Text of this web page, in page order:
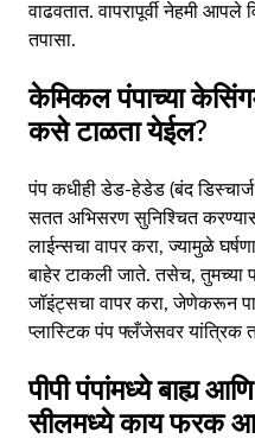
वाढवतात. वापरापूर्वी नेहमी आपले
तपासा.
केमिकल पंपाच्या
कसे टाळता येईल?
पंप कधीही डेड-हेडेड (बंद डिस्चार्ज
सतत अभिसरण सुनिश्चित
लाईन्सचा वापर करा, ज्यामुळे
बाहेर टाकली जाते. तसेच, तुमच्या
जॉइंट्सचा वापर करा, जेणेकरून
प्लास्टिक पंप फ्लँजेसवर यांत्रिक
पीपी पंपांमध्ये बाह्य
सीलमध्ये काय फरक